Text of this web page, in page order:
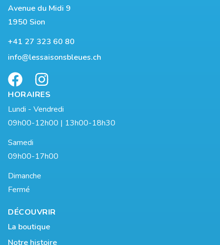
Avenue du Midi 9
1950 Sion
+41 27 323 60 80
info@lessaisonsbleues.ch
HORAIRES
Lundi - Vendredi
09h00-12h00 | 13h00-18h30
Samedi
09h00-17h00
Dimanche
Fermé
DÉCOUVRIR
La boutique
Notre histoire